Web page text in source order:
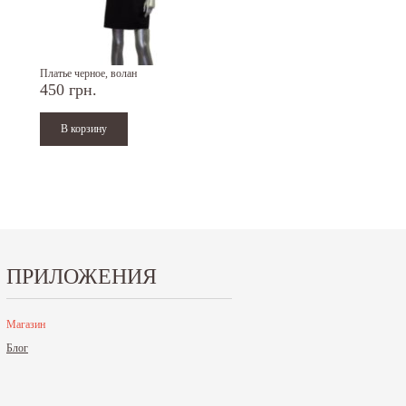
Платье черное, волан
450 грн.
ПРИЛОЖЕНИЯ
Магазин
Блог